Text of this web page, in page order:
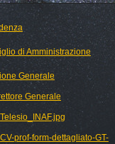
di Amministrazione
Generale
Generale
Telesio_INAF.jpg
CV-prof-form-dettagliato-GT-